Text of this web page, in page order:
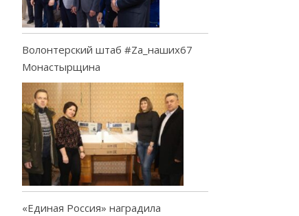
Волонтерский штаб #Za_наших67
Монастырщина
«Единая Россия» наградила